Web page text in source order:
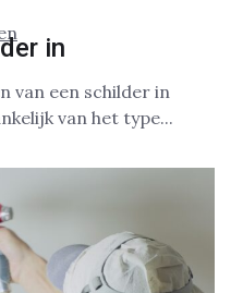
in
van een schilder in
van het type...